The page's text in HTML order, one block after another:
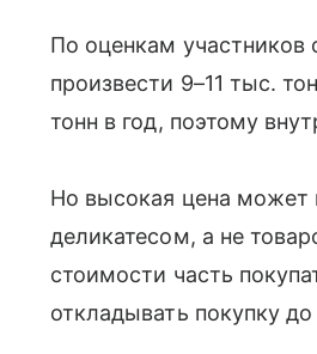
По оценкам
произвести 9–11 тыс.
тонн в год, поэтому
Но высокая цена может
деликатесом, а не
стоимости часть
откладывать покупку до